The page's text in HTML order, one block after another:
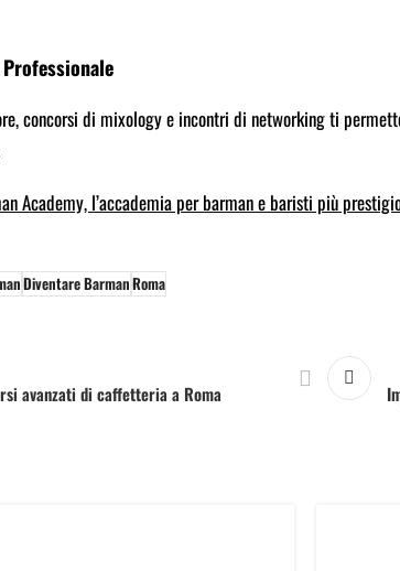
concorsi di mixology e incontri di networking ti
Academy, l’accademia per barman e baristi più
Diventare BarmanRoma
avanzati di caffetteria a Roma